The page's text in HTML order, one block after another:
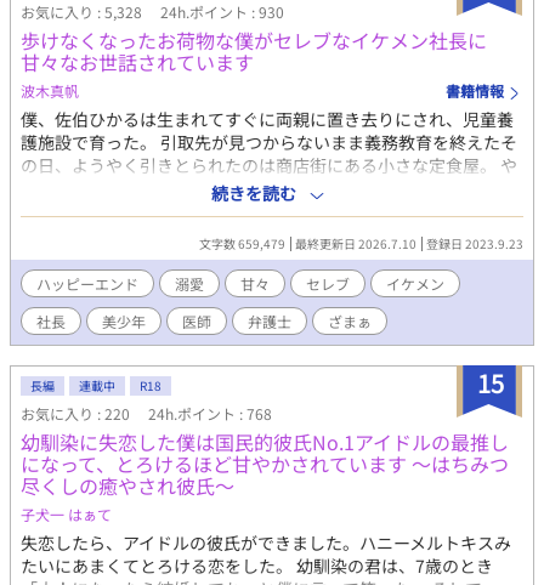
お気に入り : 5,328 24h.ポイント : 930
歩けなくなったお荷物な僕がセレブなイケメン社長に
甘々なお世話されています
波木真帆 書籍情報
僕、佐伯ひかるは生まれてすぐに両親に置き去りにされ、児童養
護施設で育った。 引取先が見つからないまま義務教育を終えたそ
の日、ようやく引きとられたのは商店街にある小さな定食屋。 や
っと両親ができたと喜んだもの束の間、ただの労働力だったと知
るもどうすることもできず働き詰めの毎日を過ごしていた。 そん
なある日、買い物を言いつけられ急いで帰る途中に和服姿の少し
年配の女性を庇って交通事故に遭ってしまう。 もう一生歩けない
かもしれないと言われた僕は養父母からお荷物はいらないと言わ
れてしまって……。 可哀想な人生を送ってきた心優しい美少年と
セレブなイケメン社長とのハッピーエンド小説です。 R18には※
つけます。
続きを読む
文字数 659,479 最終更新日 2026.7.10 登録日 2023.9.23
ハッピーエンド 溺愛 甘々 セレブ
イケメン
社長
美少年 医師 弁護士 ざまぁ
15
長編 連載中 R18
お気に入り : 220 24h.ポイント : 768
幼馴染に失恋した僕は国民的彼氏No.1アイドルの最推し
になって、とろけるほど甘やかされています ～はちみつ
尽くしの癒やされ彼氏～
子犬一 はぁて
失恋したら、アイドルの彼氏ができました。ハニーメルトキスみ
たいにあまくてとろける恋をした。 幼馴染の君は、7歳のとき